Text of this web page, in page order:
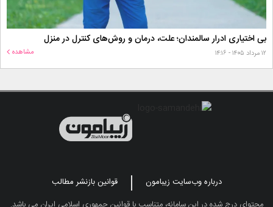
بی اختیاری ادرار سالمندان؛ علت، درمان و روش‌های کنترل در منزل
۱۲ مرداد ۱۴۰۵ - ۱۴:۱۶ مشاهده
درباره وب‌سایت زیبامون
قوانین بازنشر مطالب